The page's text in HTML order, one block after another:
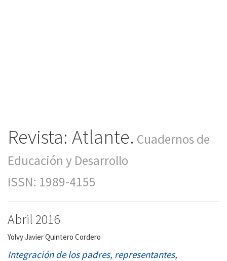
Revista: Atlante. Cuadernos de
Educación y Desarrollo
ISSN: 1989-4155
Abril 2016
Yolvy Javier Quintero Cordero
Integración de los padres, representantes,